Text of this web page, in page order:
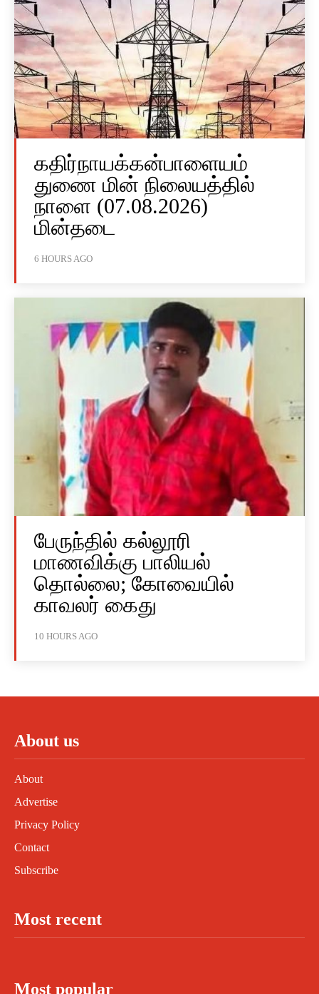
கதிர்நாயக்கன்பாளையம்
துணை மின் நிலையத்தில்
நாளை (07.08.2026)
மின்தடை
6 HOURS AGO
பேருந்தில் கல்லூரி
மாணவிக்கு பாலியல்
தொல்லை; கோவையில்
காவலர் கைது
10 HOURS AGO
About us
About
Advertise
Privacy Policy
Contact
Subscribe
Most recent
Most popular